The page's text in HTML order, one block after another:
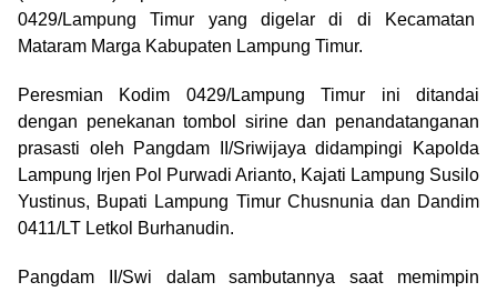
0429/Lampung Timur yang digelar di di Kecamatan
Mataram Marga Kabupaten Lampung Timur.
Peresmian Kodim 0429/Lampung Timur ini ditandai
dengan penekanan tombol sirine dan penandatanganan
prasasti oleh Pangdam II/Sriwijaya didampingi Kapolda
Lampung Irjen Pol Purwadi Arianto, Kajati Lampung Susilo
Yustinus, Bupati Lampung Timur Chusnunia dan Dandim
0411/LT Letkol Burhanudin.
Pangdam II/Swi dalam sambutannya saat memimpin